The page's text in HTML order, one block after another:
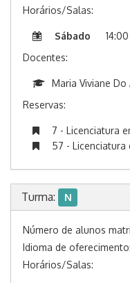
Horários/Salas:
Sábado
Docentes:
Maria Viviane Do
Reservas:
7 - Licenciatura
57 - Licenciatura
Turma: N
Número de alunos
Idioma de oferecimento:
Horários/Salas: